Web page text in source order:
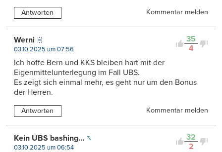
Antworten Kommentar melden
35
4
Werni
03.10.2025 um 07:56
Ich hoffe Bern und KKS bleiben hart mit der
Eigenmittelunterlegung im Fall UBS.
Es zeigt sich einmal mehr, es geht nur um den Bonus
der Herren.
Antworten Kommentar melden
32
2
Kein UBS bashing...
03.10.2025 um 06:54